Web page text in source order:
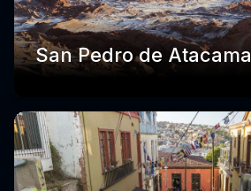
San Pedro de Atacama